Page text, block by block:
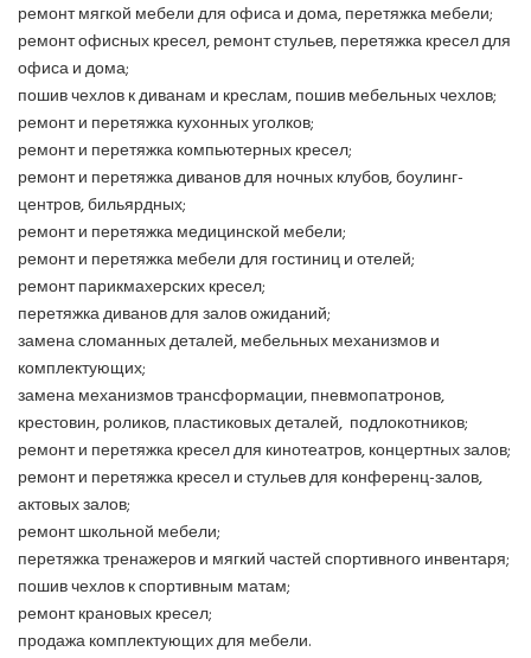
ремонт мягкой мебели для офиса и дома, перетяжка мебели;
ремонт офисных кресел, ремонт стульев, перетяжка кресел для
офиса и дома;
пошив чехлов к диванам и креслам, пошив мебельных чехлов;
ремонт и перетяжка кухонных уголков;
ремонт и перетяжка компьютерных кресел;
ремонт и перетяжка диванов для ночных клубов, боулинг-
центров, бильярдных;
ремонт и перетяжка медицинской мебели;
ремонт и перетяжка мебели для гостиниц и отелей;
ремонт парикмахерских кресел;
перетяжка диванов для залов ожиданий;
замена сломанных деталей, мебельных механизмов и
комплектующих;
замена механизмов трансформации, пневмопатронов,
крестовин, роликов, пластиковых деталей, подлокотников;
ремонт и перетяжка кресел для кинотеатров, концертных залов;
ремонт и перетяжка кресел и стульев для конференц-залов,
актовых залов;
ремонт школьной мебели;
перетяжка тренажеров и мягкий частей спортивного инвентаря;
пошив чехлов к спортивным матам;
ремонт крановых кресел;
продажа комплектующих для мебели.